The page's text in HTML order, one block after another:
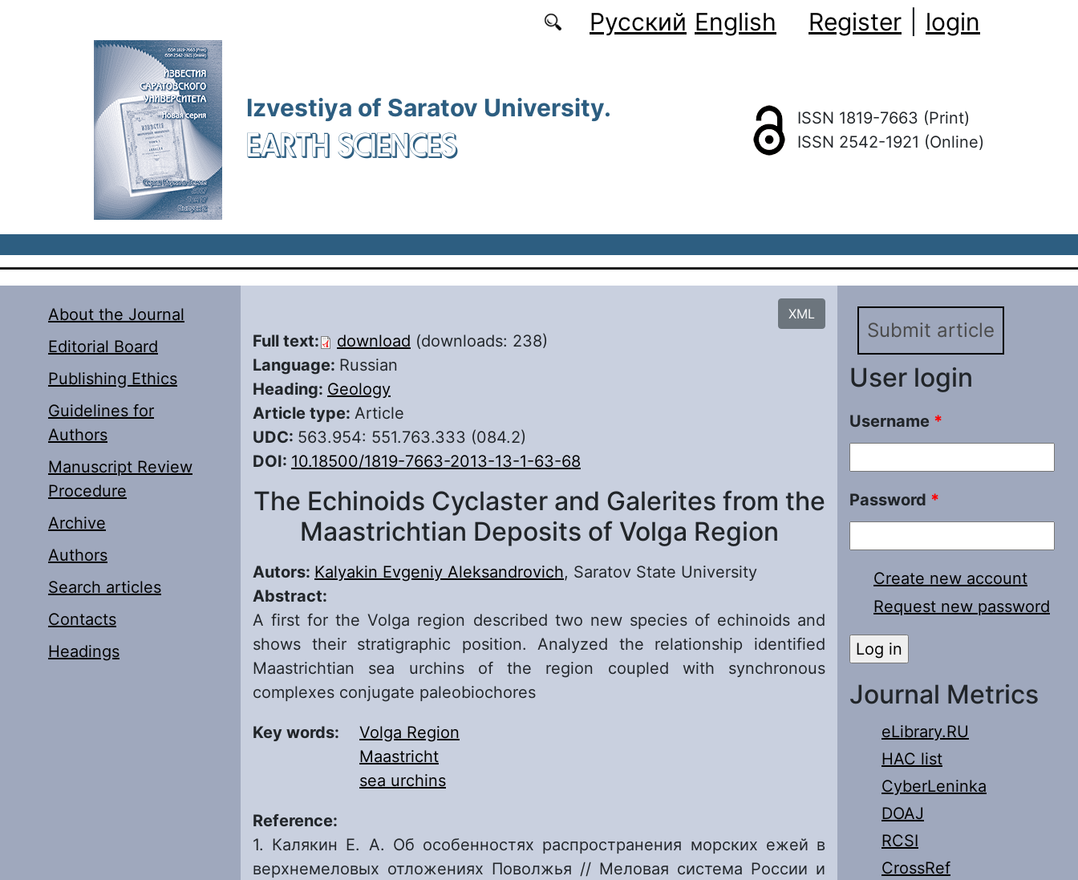
Русский English Register login
Izvestiya of Saratov University.
EARTH SCIENCES
ISSN 1819-7663 (Print)
ISSN 2542-1921 (Online)
About the Journal
Editorial Board
Publishing Ethics
Guidelines for
Authors
Manuscript Review
Procedure
Archive
Authors
Search articles
Contacts
Headings
XML
Full text: download (downloads: 238)
Language: Russian
Heading: Geology
Article type: Article
UDC: 563.954: 551.763.333 (084.2)
DOI: 10.18500/1819-7663-2013-13-1-63-68
The Echinoids Cyclaster and Galerites from the
Maastrichtian Deposits of Volga Region
Autors: Kalyakin Evgeniy Aleksandrovich, Saratov State University
Abstract:
A first for the Volga region described two new species of echinoids and
shows their stratigraphic position. Analyzed the relationship identified
Maastrichtian sea urchins of the region coupled with synchronous
complexes conjugate paleobiochores
Key words:
Volga Region
Maastricht
sea urchins
Reference:
1. Калякин Е. А. Об особенностях распространения морских ежей в
верхнемеловых отложениях Поволжья // Меловая система России и
Submit article
User login
Username *
Password *
Create new account
Request new password
Journal Metrics
eLibrary.RU
HAC list
CyberLeninka
DOAJ
RCSI
CrossRef